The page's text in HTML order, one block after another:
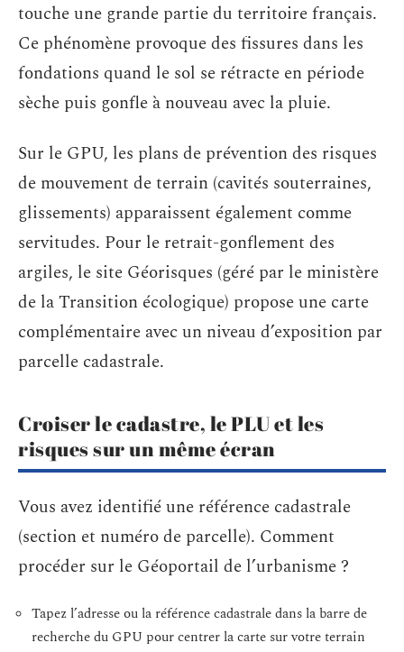
touche une grande partie du territoire français.
Ce phénomène provoque des fissures dans les
fondations quand le sol se rétracte en période
sèche puis gonfle à nouveau avec la pluie.
Sur le GPU, les plans de prévention des risques
de mouvement de terrain (cavités souterraines,
glissements) apparaissent également comme
servitudes. Pour le retrait-gonflement des
argiles, le site Géorisques (géré par le ministère
de la Transition écologique) propose une carte
complémentaire avec un niveau d’exposition par
parcelle cadastrale.
Croiser le cadastre, le PLU et les
risques sur un même écran
Vous avez identifié une référence cadastrale
(section et numéro de parcelle). Comment
procéder sur le Géoportail de l’urbanisme ?
Tapez l’adresse ou la référence cadastrale dans la barre de
recherche du GPU pour centrer la carte sur votre terrain